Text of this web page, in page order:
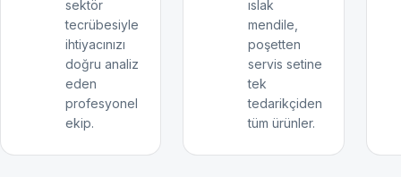
sektör
tecrübesiyle
ihtiyacınızı
doğru analiz
eden
profesyonel
ekip.
ıslak
mendile,
poşetten
servis setine
tek
tedarikçiden
tüm ürünler.